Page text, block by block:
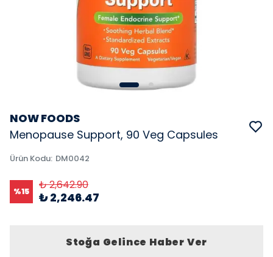
NOW FOODS
Menopause Support, 90 Veg Capsules
Ürün Kodu: DM0042
%15 ₺ 2,642.90
₺ 2,246.47
Stoğa Gelince Haber Ver